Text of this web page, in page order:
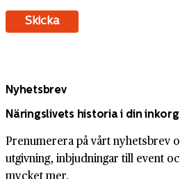
Nyhetsbrev
Näringslivets historia i din inkorg
Prenumerera på vårt nyhetsbrev
utgivning, inbjudningar till event
mycket mer.